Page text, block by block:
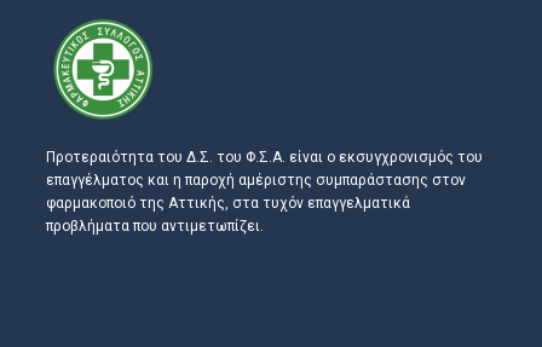
Προτεραιότητα του Δ.Σ. του Φ.Σ.Α. είναι ο εκσυγχρονισμός του
επαγγέλματος και η παροχή αμέριστης συμπαράστασης στον
φαρμακοποιό της Αττικής, στα τυχόν επαγγελματικά
προβλήματα που αντιμετωπίζει.